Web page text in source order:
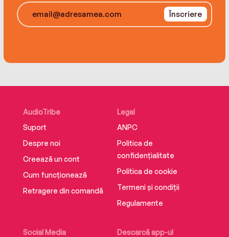
Înscriere
AudioTribe
Suport
Despre noi
Creează un cont
Cum funcționează
Retragere din comandă
Social Media
Descarcă app-ul
Legal
ANPC
Politica de
confidențialitate
Politica de cookie
Termeni și condiții
Regulamente